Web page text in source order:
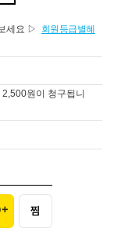
세요 ▷
회원등급별혜
원이 청구됩니